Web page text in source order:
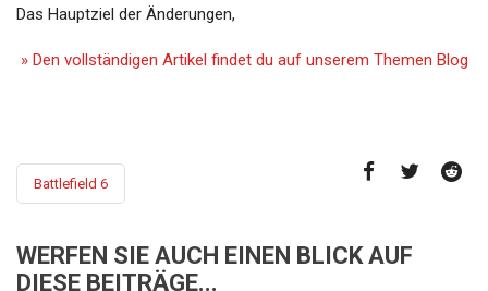
Das Hauptziel der Änderungen,
» Den vollständigen Artikel findet du auf unserem Themen Blog
Battlefield 6
WERFEN SIE AUCH EINEN BLICK AUF
DIESE BEITRÄGE...